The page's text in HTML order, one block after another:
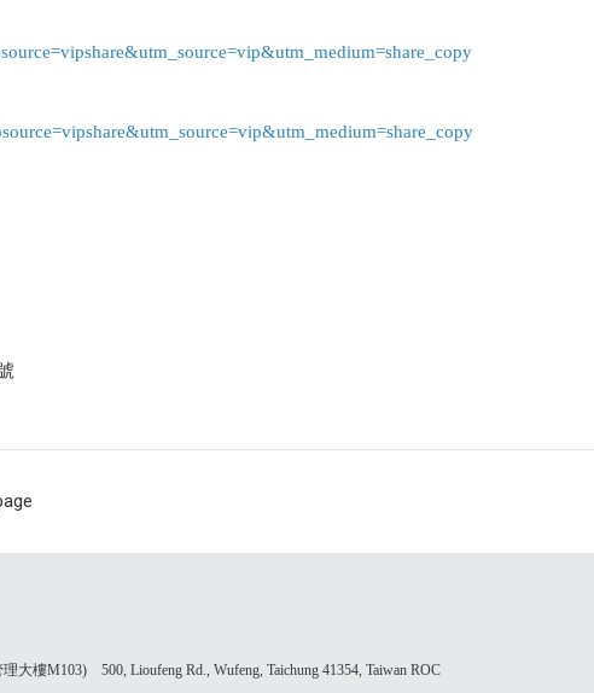
大樓M103) 500, Lioufeng Rd., Wufeng, Taichung 41354, Taiwan ROC